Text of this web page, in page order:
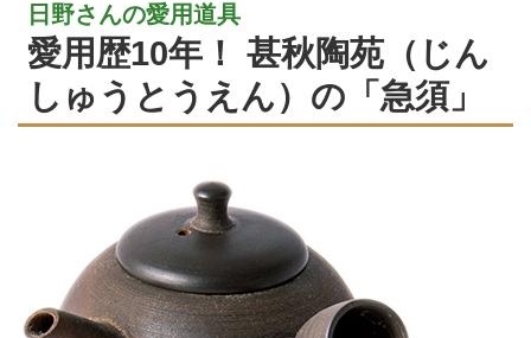
日野さんの愛用道具
愛用歴10年！ 甚秋陶苑（じん
しゅうとうえん）の「急須」